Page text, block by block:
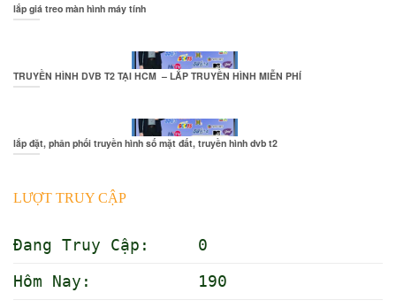
lắp giá treo màn hình máy tính
TRUYỀN HÌNH DVB T2 TẠI HCM – LẮP TRUYỀN HÌNH MIỄN PHÍ
lắp đặt, phân phối truyền hình số mặt đất, truyền hình dvb t2
LƯỢT TRUY CẬP
Đang Truy Cập: 0
Hôm Nay: 190